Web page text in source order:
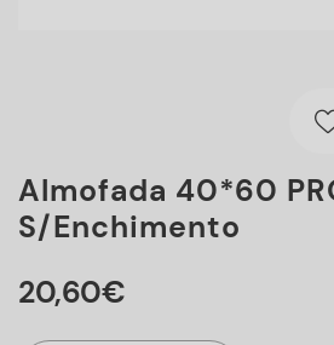
Almofada 40*60
S/enchimento
20,60€